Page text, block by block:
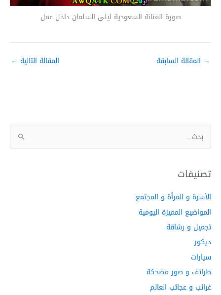
صورة الفنانة السعودية ليلى السلمان داخل عمل
→ المقالة السابقة المقالة التالية ←
ح
ع
ن
:
تصنيفات
الأسرة و المرأة و المجتمع
المواضيع المميزة اليومية
تجميل و رشاقة
ديكور
سيارات
طرائف و صور مضحكة
غرائب و عجائب العالم